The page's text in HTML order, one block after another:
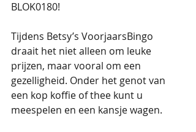
BLOK0180!
Tijdens Betsy’s VoorjaarsBingo
draait het niet alleen om leuke
prijzen, maar vooral om een
gezelligheid. Onder het genot van
een kop koffie of thee kunt u
meespelen en een kansje wagen.